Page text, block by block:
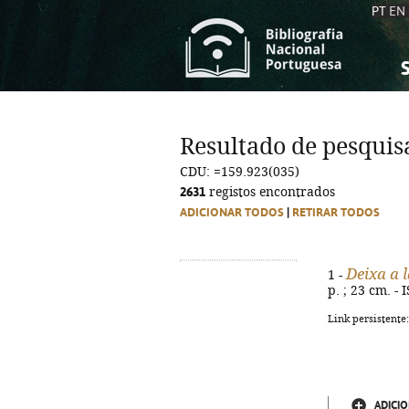
PT EN
Resultado de
CDU: =159.923(035)
2631 registos encontrados
ADICIONAR TODOS RETIRAR TODOS
1 - Deixa a
p. ; 23 cm. -
Link